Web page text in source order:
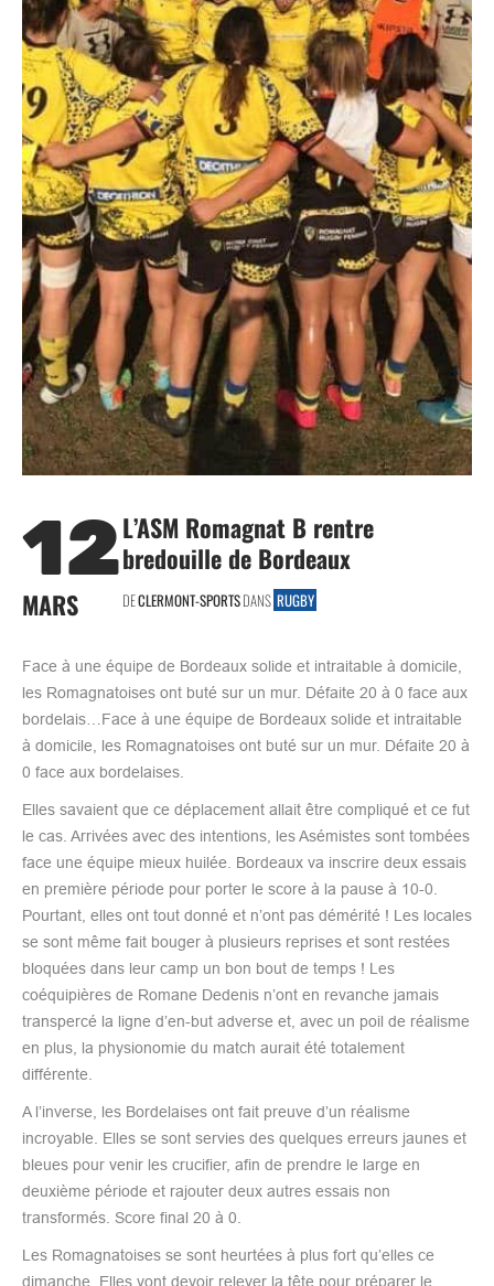
12
MARS
L’ASM Romagnat B rentre
bredouille de Bordeaux
DECLERMONT-SPORTSDANS RUGBY
Face à une équipe de Bordeaux solide et intraitable à domicile,
les Romagnatoises ont buté sur un mur. Défaite 20 à 0 face aux
bordelais…Face à une équipe de Bordeaux solide et intraitable
à domicile, les Romagnatoises ont buté sur un mur. Défaite 20 à
0 face aux bordelaises.
Elles savaient que ce déplacement allait être compliqué et ce fut
le cas. Arrivées avec des intentions, les Asémistes sont tombées
face une équipe mieux huilée. Bordeaux va inscrire deux essais
en première période pour porter le score à la pause à 10-0.
Pourtant, elles ont tout donné et n’ont pas démérité ! Les locales
se sont même fait bouger à plusieurs reprises et sont restées
bloquées dans leur camp un bon bout de temps ! Les
coéquipières de Romane Dedenis n’ont en revanche jamais
transpercé la ligne d’en-but adverse et, avec un poil de réalisme
en plus, la physionomie du match aurait été totalement
différente.
A l’inverse, les Bordelaises ont fait preuve d’un réalisme
incroyable. Elles se sont servies des quelques erreurs jaunes et
bleues pour venir les crucifier, afin de prendre le large en
deuxième période et rajouter deux autres essais non
transformés. Score final 20 à 0.
Les Romagnatoises se sont heurtées à plus fort qu’elles ce
dimanche. Elles vont devoir relever la tête pour préparer le